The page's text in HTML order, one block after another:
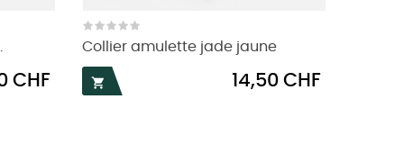
CHF
Collier amulette jade jaune

Prix
14,50 CHF